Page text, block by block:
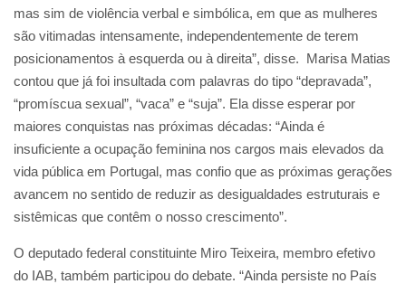
mas sim de violência verbal e simbólica, em que as mulheres
são vitimadas intensamente, independentemente de terem
posicionamentos à esquerda ou à direita”, disse. Marisa Matias
contou que já foi insultada com palavras do tipo “depravada”,
“promíscua sexual”, “vaca” e “suja”. Ela disse esperar por
maiores conquistas nas próximas décadas: “Ainda é
insuficiente a ocupação feminina nos cargos mais elevados da
vida pública em Portugal, mas confio que as próximas gerações
avancem no sentido de reduzir as desigualdades estruturais e
sistêmicas que contêm o nosso crescimento”.
O deputado federal constituinte Miro Teixeira, membro efetivo
do IAB, também participou do debate. “Ainda persiste no País